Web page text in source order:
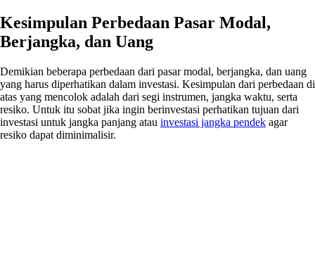
Kesimpulan Perbedaan Pasar Modal,
Berjangka, dan Uang
Demikian beberapa perbedaan dari pasar modal, berjangka, dan uang
yang harus diperhatikan dalam investasi. Kesimpulan dari perbedaan di
atas yang mencolok adalah dari segi instrumen, jangka waktu, serta
resiko. Untuk itu sobat jika ingin berinvestasi perhatikan tujuan dari
investasi untuk jangka panjang atau investasi jangka pendek agar
resiko dapat diminimalisir.